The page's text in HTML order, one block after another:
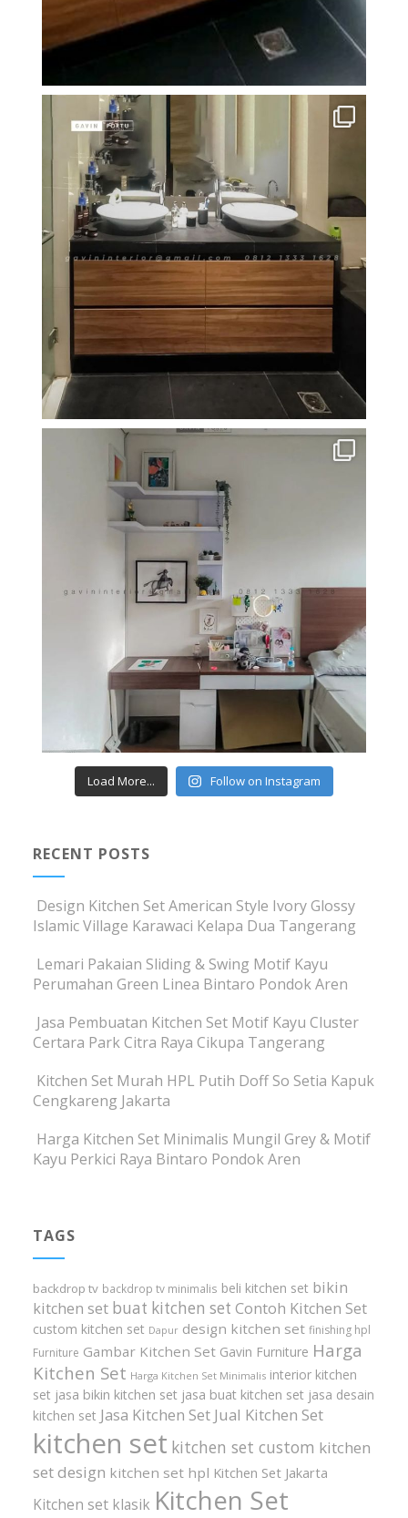
Load More... Follow on Instagram
RECENT POSTS
Design Kitchen Set American Style Ivory Glossy
Islamic Village Karawaci Kelapa Dua Tangerang
Lemari Pakaian Sliding & Swing Motif Kayu
Perumahan Green Linea Bintaro Pondok Aren
Jasa Pembuatan Kitchen Set Motif Kayu Cluster
Certara Park Citra Raya Cikupa Tangerang
Kitchen Set Murah HPL Putih Doff So Setia Kapuk
Cengkareng Jakarta
Harga Kitchen Set Minimalis Mungil Grey & Motif
Kayu Perkici Raya Bintaro Pondok Aren
TAGS
backdrop tv backdrop tv minimalis beli kitchen set bikin
kitchen set buat kitchen set Contoh Kitchen Set
custom kitchen set Dapur design kitchen set finishing hpl
Furniture Gambar Kitchen Set Gavin Furniture Harga
Kitchen Set Harga Kitchen Set Minimalis interior kitchen
set jasa bikin kitchen set jasa buat kitchen set jasa desain
kitchen set Jasa Kitchen Set Jual Kitchen Set
kitchen set kitchen set custom kitchen
set design kitchen set hpl Kitchen Set Jakarta
Kitchen set klasik Kitchen Set